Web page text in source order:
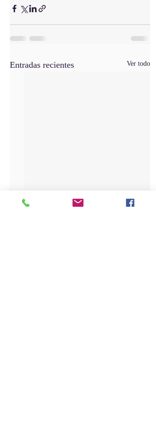
Entradas recientes Ver todo